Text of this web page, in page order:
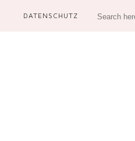
DATENSCHUTZ